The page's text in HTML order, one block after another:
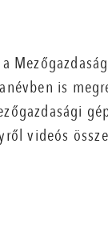
is
videós